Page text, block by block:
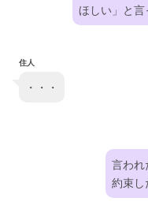
ほしい」と言
住人
・・・
言われ
約束し